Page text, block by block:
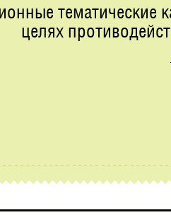
тематические
целях